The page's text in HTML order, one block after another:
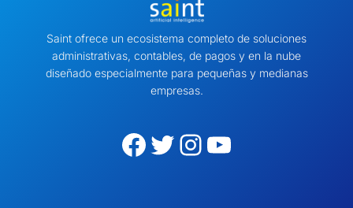
Saint ofrece un ecosistema completo de soluciones
administrativas, contables, de pagos y en la nube
diseñado especialmente para pequeñas y medianas
empresas.
Facebook Twitter Instagram YouTube